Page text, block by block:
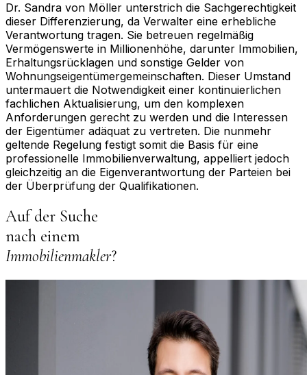
Dr. Sandra von Möller unterstrich die Sachgerechtigkeit
dieser Differenzierung, da Verwalter eine erhebliche
Verantwortung tragen. Sie betreuen regelmäßig
Vermögenswerte in Millionenhöhe, darunter Immobilien,
Erhaltungsrücklagen und sonstige Gelder von
Wohnungseigentümergemeinschaften. Dieser Umstand
untermauert die Notwendigkeit einer kontinuierlichen
fachlichen Aktualisierung, um den komplexen
Anforderungen gerecht zu werden und die Interessen
der Eigentümer adäquat zu vertreten. Die nunmehr
geltende Regelung festigt somit die Basis für eine
professionelle Immobilienverwaltung, appelliert jedoch
gleichzeitig an die Eigenverantwortung der Parteien bei
der Überprüfung der Qualifikationen.
Auf der Suche
nach einem
Immobilienmakler?